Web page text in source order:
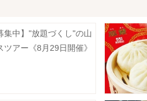
集中】"放題づくし"の山
ツアー《8月29日開催》